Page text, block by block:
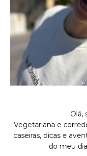
Olá,
Vegetariana e
caseiras, dicas e
do meu